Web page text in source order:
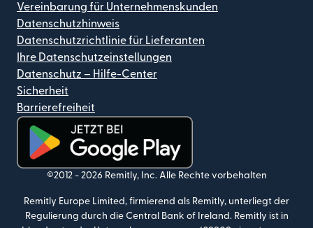
Vereinbarung für Unternehmenskunden
Datenschutzhinweis
Datenschutzrichtlinie für Lieferanten
Ihre Datenschutzeinstellungen
Datenschutz – Hilfe-Center
Sicherheit
Barrierefreiheit
(wird in einem neuen Fenster geöffnet)
©2012 - 2026 Remitly, Inc. Alle Rechte vorbehalten
Remitly Europe Limited, firmierend als Remitly, unterliegt der
Regulierung durch die Central Bank of Ireland. Remitly ist in